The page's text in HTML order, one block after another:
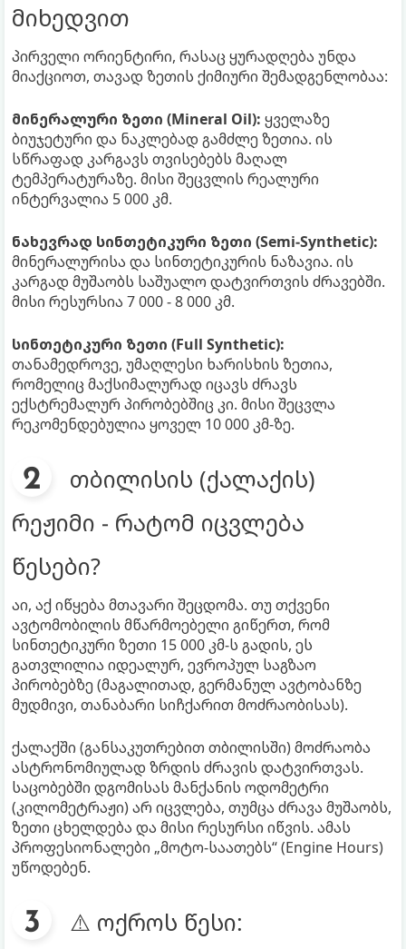
მიხედვით
პირველი ორიენტირი, რასაც ყურადღება უნდა
მიაქციოთ, თავად ზეთის ქიმიური შემადგენლობაა:
მინერალური ზეთი (Mineral Oil): ყველაზე
ბიუჯეტური და ნაკლებად გამძლე ზეთია. ის
სწრაფად კარგავს თვისებებს მაღალ
ტემპერატურაზე. მისი შეცვლის რეალური
ინტერვალია 5 000 კმ.
ნახევრად სინთეტიკური ზეთი (Semi-Synthetic):
მინერალურისა და სინთეტიკურის ნაზავია. ის
კარგად მუშაობს საშუალო დატვირთვის ძრავებში.
მისი რესურსია 7 000 - 8 000 კმ.
სინთეტიკური ზეთი (Full Synthetic):
თანამედროვე, უმაღლესი ხარისხის ზეთია,
რომელიც მაქსიმალურად იცავს ძრავს
ექსტრემალურ პირობებშიც კი. მისი შეცვლა
რეკომენდებულია ყოველ 10 000 კმ-ზე.
თბილისის (ქალაქის)
რეჟიმი - რატომ იცვლება
წესები?
აი, აქ იწყება მთავარი შეცდომა. თუ თქვენი
ავტომობილის მწარმოებელი გიწერთ, რომ
სინთეტიკური ზეთი 15 000 კმ-ს გადის, ეს
გათვლილია იდეალურ, ევროპულ საგზაო
პირობებზე (მაგალითად, გერმანულ ავტობანზე
მუდმივი, თანაბარი სიჩქარით მოძრაობისას).
ქალაქში (განსაკუთრებით თბილისში) მოძრაობა
ასტრონომიულად ზრდის ძრავის დატვირთვას.
საცობებში დგომისას მანქანის ოდომეტრი
(კილომეტრაჟი) არ იცვლება, თუმცა ძრავა მუშაობს,
ზეთი ცხელდება და მისი რესურსი იწვის. ამას
პროფესიონალები „მოტო-საათებს“ (Engine Hours)
უწოდებენ.
⚠️ ოქროს წესი: